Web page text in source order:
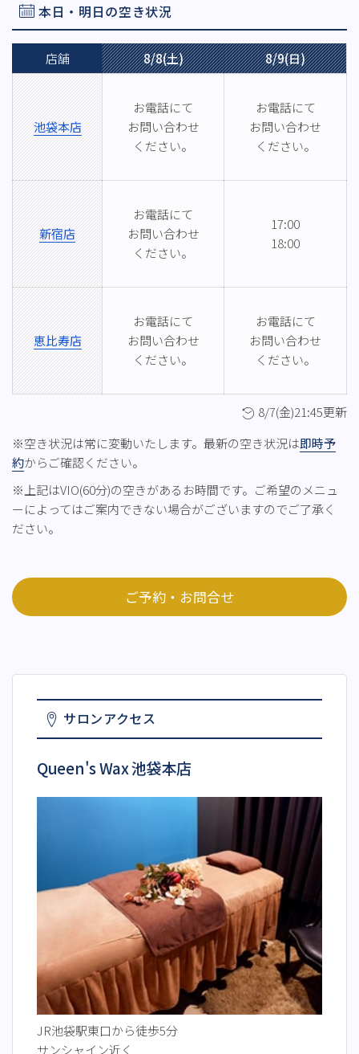
本日・明日の空き状況
店舗 8/8(土) 8/9(日)
池袋本店
お電話にて
お問い合わせ
ください。
お電話にて
お問い合わせ
ください。
新宿店
お電話にて
お問い合わせ
ください。
17:00
18:00
恵比寿店
お電話にて
お問い合わせ
ください。
お電話にて
お問い合わせ
ください。
8/7(金)21:45更新
※空き状況は常に変動いたします。最新の空き状況は即時予
約からご確認ください。
※上記はVIO(60分)の空きがあるお時間です。ご希望のメニュ
ーによってはご案内できない場合がございますのでご了承く
ださい。
ご予約・お問合せ
サロンアクセス
Queen's Wax 池袋本店
JR池袋駅東口から徒歩5分
サンシャイン近く